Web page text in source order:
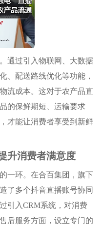
通过引入物联网、大数据
、配送路线优化等功能，
流成本。这对于农产品直
的保鲜期短、运输要求
才能让消费者享受到新鲜
升消费者满意度
一环。在合百集团，旗下
了多个抖音直播账号协同
引入CRM系统，对消费
后服务方面，设立专门的